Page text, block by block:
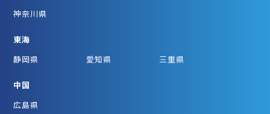
神奈川県
東海
静岡県
愛知県 三重県
中国
広島県